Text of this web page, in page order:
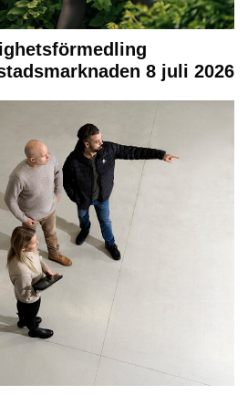
8 juli 2026